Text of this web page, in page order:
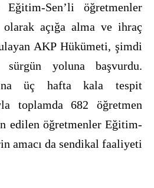
Sen’li öğretmenler
açığa alma ve ihraç
AKP Hükümeti, şimdi
yoluna başvurdu.
üç hafta kala tespit
toplamda 682 öğretmen
edilen öğretmenler Eğitim-
amacı da sendikal faaliyeti